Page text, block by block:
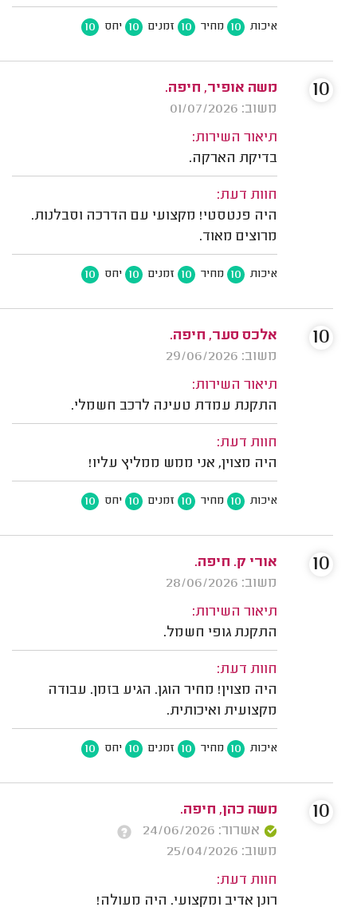
איכות 10 מחיר 10 זמנים 10 יחס 10
משה אופיר, חיפה.
משוב: 01/07/2026
תיאור השירות:
בדיקת הארקה.
חוות דעת:
היה פנטסטי! מקצועי עם הדרכה וסבלנות.
מרוצים מאוד.
איכות 10 מחיר 10 זמנים 10 יחס 10
10
אלכס סער, חיפה.
משוב: 29/06/2026
תיאור השירות:
התקנת עמדת טעינה לרכב חשמלי.
חוות דעת:
היה מצוין, אני ממש ממליץ עליו!
איכות 10 מחיר 10 זמנים 10 יחס 10
10
אורי ק. חיפה.
משוב: 28/06/2026
תיאור השירות:
התקנת גופי חשמל.
חוות דעת:
היה מצוין! מחיר הוגן. הגיע בזמן. עבודה
מקצועית ואיכותית.
איכות 10 מחיר 10 זמנים 10 יחס 10
10
משה כהן, חיפה.
אשרור: 24/06/2026
משוב: 25/04/2026
חוות דעת:
רונן אדיב ומקצועי. היה מעולה!
10